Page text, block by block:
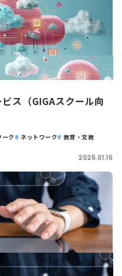
ス（GIGAスクール向
ーク ネットワーク
教育・文教
2025.01.15